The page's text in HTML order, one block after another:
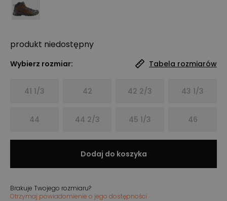
produkt niedostępny
Wybierz rozmiar: Tabela rozmiarów
41 1/3 42 42 2/3 43 1/3
44 44 2/3 45 1/3 46
Dodaj do koszyka
Brakuje Twojego rozmiaru?
Otrzymaj powiadomienie o jego dostępności